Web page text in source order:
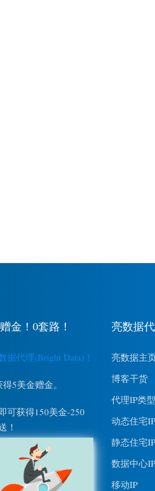
金！0套路！
据代理(Bright Data)！
5美金赠金。
可获得150美金-250
！
亮数据
亮数据主
博客干货
代理IP类
动态住宅IP
静态住宅IP
数据中心IP
移动IP